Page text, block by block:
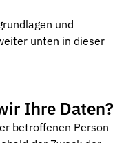
und
unten in dieser
Ihre Daten?
betroffenen Person